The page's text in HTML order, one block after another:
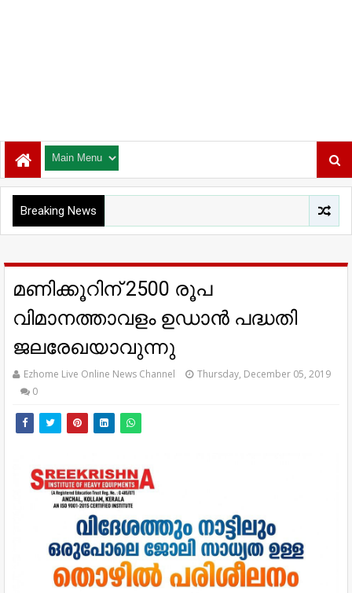
Breaking News
മണിക്കൂറിന് 2500 രൂപ
വിമാനത്താവളം ഉഡാൻ പദ്ധതി
ജലരേഖയാവുന്നു
Ezhome Live Online News Channel
Thursday, December 05, 2019
0